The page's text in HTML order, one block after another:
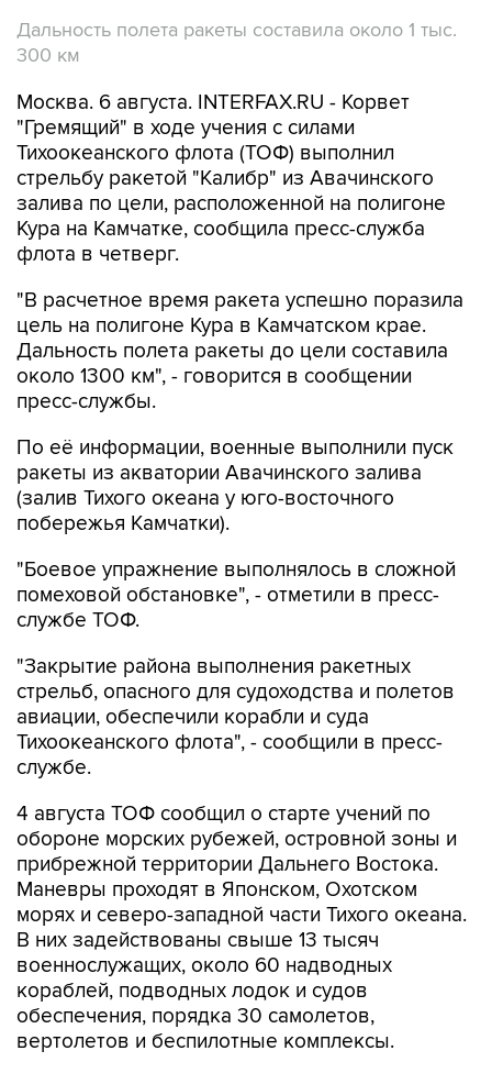
Дальность полета ракеты составила около 1 тыс.
300 км
Москва. 6 августа. INTERFAX.RU - Корвет
"Гремящий" в ходе учения с силами
Тихоокеанского флота (ТОФ) выполнил
стрельбу ракетой "Калибр" из Авачинского
залива по цели, расположенной на полигоне
Кура на Камчатке, сообщила пресс-служба
флота в четверг.
"В расчетное время ракета успешно поразила
цель на полигоне Кура в Камчатском крае.
Дальность полета ракеты до цели составила
около 1300 км", - говорится в сообщении
пресс-службы.
По её информации, военные выполнили пуск
ракеты из акватории Авачинского залива
(залив Тихого океана у юго-восточного
побережья Камчатки).
"Боевое упражнение выполнялось в сложной
помеховой обстановке", - отметили в пресс-
службе ТОФ.
"Закрытие района выполнения ракетных
стрельб, опасного для судоходства и полетов
авиации, обеспечили корабли и суда
Тихоокеанского флота", - сообщили в пресс-
службе.
4 августа ТОФ сообщил о старте учений по
обороне морских рубежей, островной зоны и
прибрежной территории Дальнего Востока.
Маневры проходят в Японском, Охотском
морях и северо-западной части Тихого океана.
В них задействованы свыше 13 тысяч
военнослужащих, около 60 надводных
кораблей, подводных лодок и судов
обеспечения, порядка 30 самолетов,
вертолетов и беспилотные комплексы.